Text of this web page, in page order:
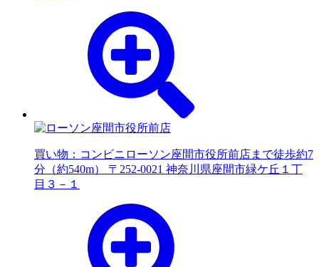
買い物：コンビニ ローソン座間市役所前店まで徒歩約7
分（約540m） 〒252-0021 神奈川県座間市緑ケ丘１丁
目３－１